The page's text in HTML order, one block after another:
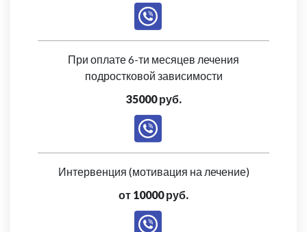
При оплате 6-ти месяцев лечения
подростковой зависимости
35000 руб.
Интервенция (мотивация на лечение)
от 10000 руб.